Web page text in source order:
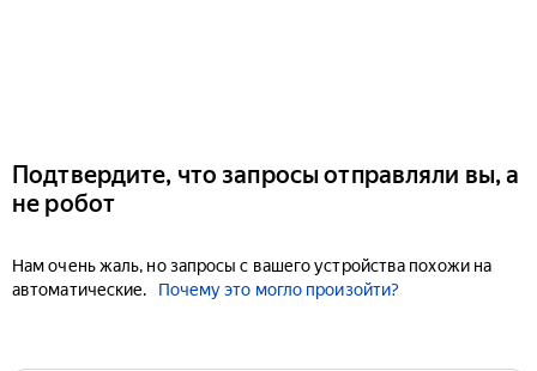
Подтвердите, что запросы отправляли вы, а
не робот
Нам очень жаль, но запросы с вашего устройства похожи на
автоматические.
Почему это могло произойти?